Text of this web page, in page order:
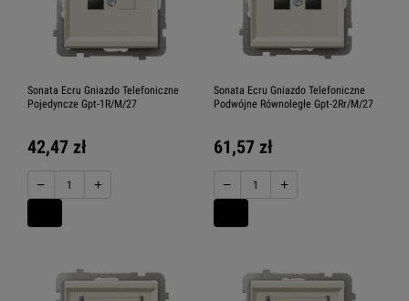
Sonata Ecru Gniazdo Telefoniczne
Pojedyncze Gpt-1R/M/27
42,47 zł
− +
Sonata Ecru Gniazdo Telefoniczne
Podwójne Równoległe Gpt-2Rr/M/27
61,57 zł
− +